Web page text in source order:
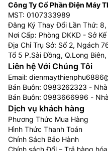
Công Ty Cổ Phần Điện Máy
MST: 0107333989
Đăng Ký Thay Đổi Lần Thứ:
Nơi Cấp: Phòng DKKD - Sở
Địa Chỉ Trụ Sở: Số 2, Ngách
Tổ 5 P.Sài Đồng, Q.Long
Liên hệ Với Chúng Tôi
Email:
Bán Buôn: 0983262323 -
Bán Buôn: 0983666996 -
Dịch vụ khách hàng
Phương Thức Mua Hàng
Hình Thức Thanh Toán
Chính Sách Bảo Hành
Chính sách Đổi – Trả hàng hóa